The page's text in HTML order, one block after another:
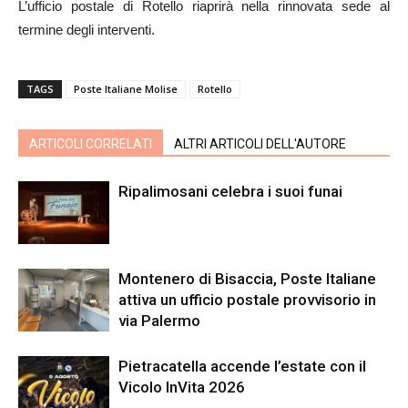
L’ufficio postale di Rotello riaprirà nella rinnovata sede al
termine degli interventi.
TAGS Poste Italiane Molise Rotello
ARTICOLI CORRELATI ALTRI ARTICOLI DELL'AUTORE
Ripalimosani celebra i suoi funai
Montenero di Bisaccia, Poste Italiane
attiva un ufficio postale provvisorio in
via Palermo
Pietracatella accende l’estate con il
Vicolo InVita 2026